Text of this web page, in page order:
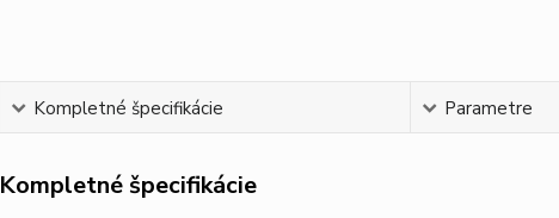
Kompletné špecifikácie Parametre
Kompletné špecifikácie